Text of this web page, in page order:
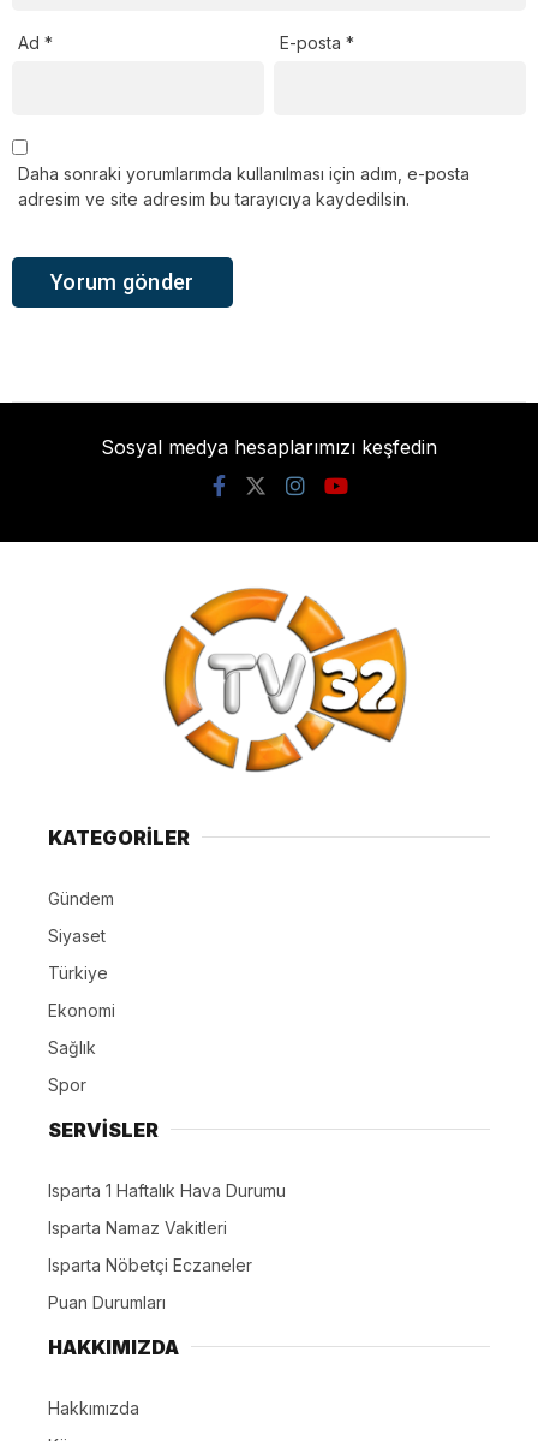
Ad * E-posta*
Daha sonraki yorumlarımda kullanılması için adım, e-posta
adresim ve site adresim bu tarayıcıya kaydedilsin.
Sosyal medya hesaplarımızı keşfedin
KATEGORİLER
Gündem
Siyaset
Türkiye
Ekonomi
Sağlık
Spor
SERVİSLER
Isparta 1 Haftalık Hava Durumu
Isparta Namaz Vakitleri
Isparta Nöbetçi Eczaneler
Puan Durumları
HAKKIMIZDA
Hakkımızda